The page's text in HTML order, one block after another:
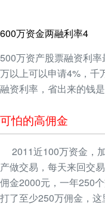
600万资金两融利率4
500万资产股票融资利
万以上可以申请4%，千
融资利率，省出来的钱
可怕的高佣金
2011近100万资金，
产做交易，每天来回交
佣金2000元，一年250
打了至少250万佣金，